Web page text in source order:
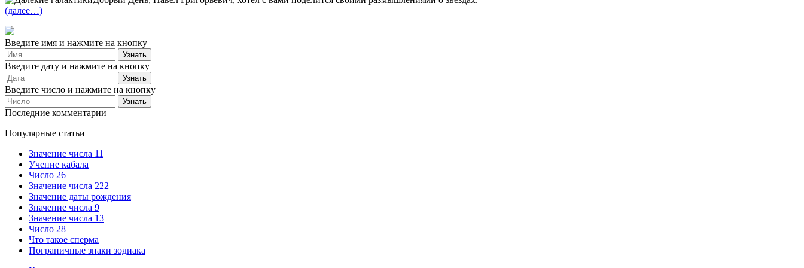
(далее…)
Введите имя и нажмите на кнопку
Введите дату и нажмите на кнопку
Введите число и нажмите на кнопку
Последние комментарии
Популярные статьи
Значение числа 11
Учение кабала
Число 26
Значение числа 222
Значение даты рождения
Значение числа 9
Значение числа 13
Число 28
Что такое сперма
Пограничные знаки зодиака